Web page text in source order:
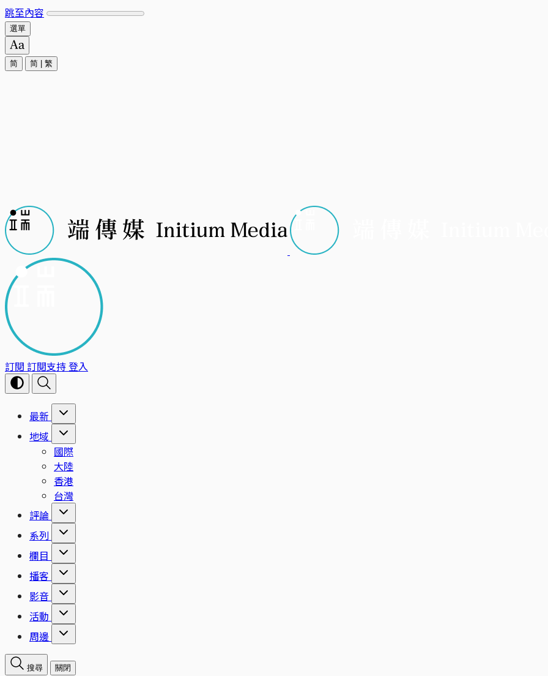
跳至內容
選單
简 简 繁
訂閱 訂閱支持登入
最新
地域
國際
大陸
香港
台灣
評論
系列
欄目
播客
影音
活動
周邊
搜尋 關閉